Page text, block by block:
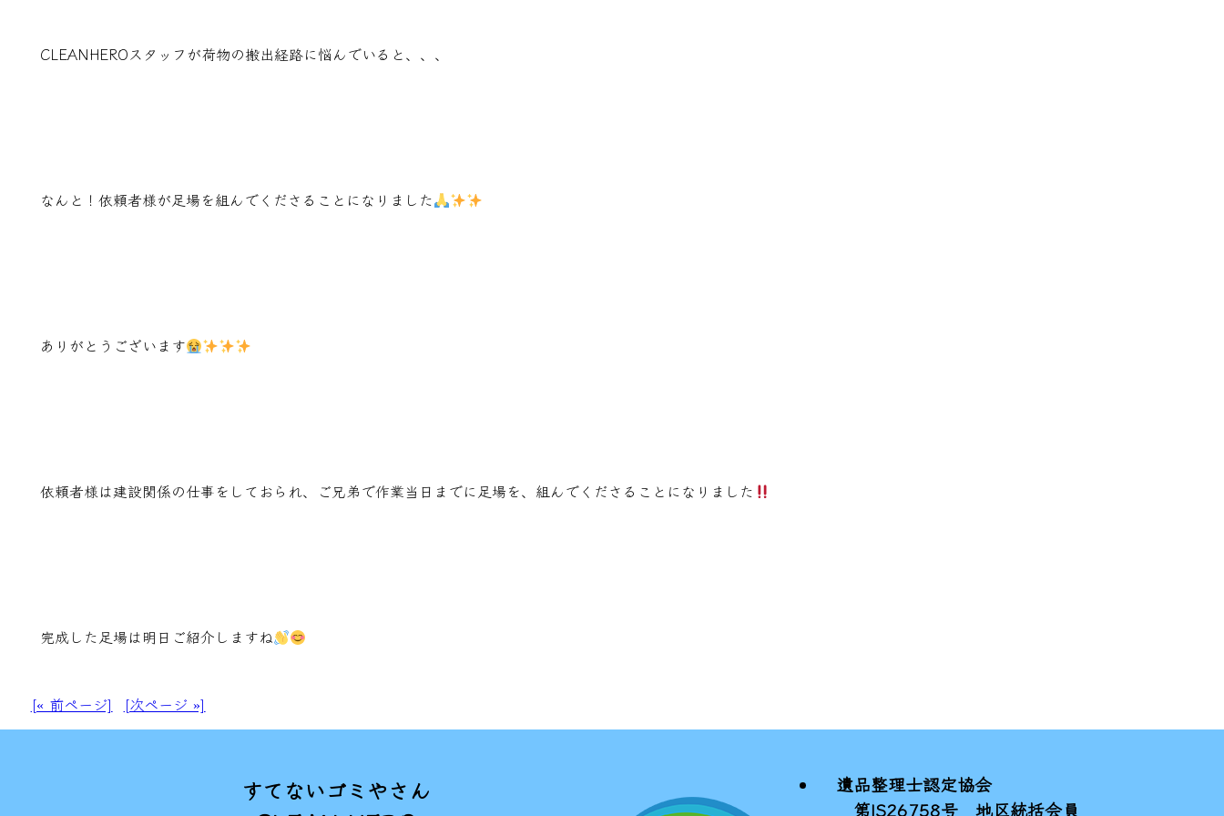
CLEANHEROスタッフが荷物の搬出経路に悩んでいると、、、
なんと！依頼者様が足場を組んでくださることになりました
ありがとうございます
依頼者様は建設関係の仕事をしておられ、ご兄弟で作業当日までに足場を、組んでくださることになりました
完成した足場は明日ご紹介しますね
[« 前ページ] [次ページ »]
すてないゴミやさん
遺品整理士認定協会
第IS26758号 地区統括会員